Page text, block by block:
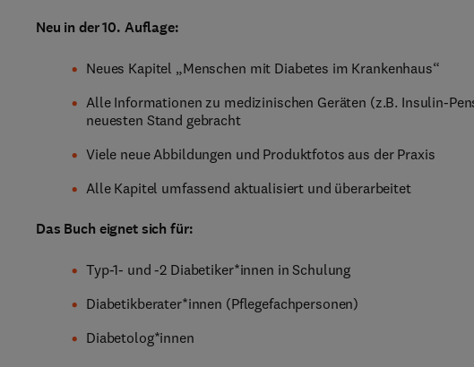
Neu in der 10. Auflage:
Neues Kapitel „Menschen mit Diabetes im Krankenhaus“
Alle Informationen zu medizinischen Geräten (z.B. Insulin-
neuesten Stand gebracht
Viele neue Abbildungen und Produktfotos aus der Praxis
Alle Kapitel umfassend aktualisiert und überarbeitet
Das Buch eignet sich für:
Typ-1- und -2 Diabetiker*innen in Schulung
Diabetikberater*innen (Pflegefachpersonen)
Diabetolog*innen